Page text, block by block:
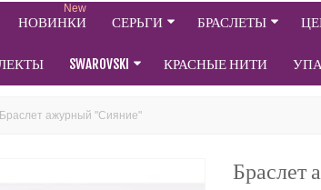
НОВИНКИ
New
СЕРЬГИ БРАСЛЕТЫ
SWAROVSKI КРАСНЫЕ НИТИ
Браслет ажурный "Сияние"